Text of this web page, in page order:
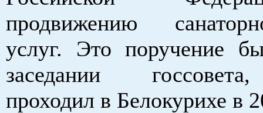
продвижению
услуг. Это поручение
заседании
проходил в Белокурихе в